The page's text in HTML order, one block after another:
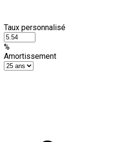
Taux personnalisé
%
Amortissement